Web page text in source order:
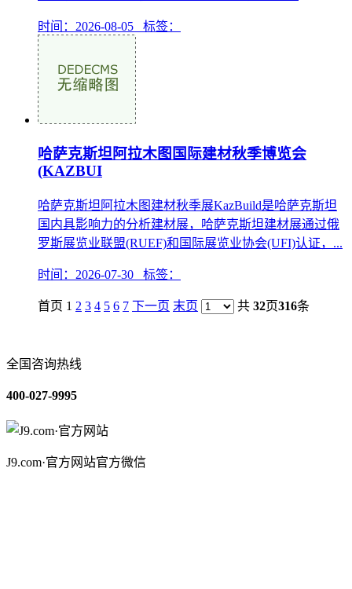
时间：2026-08-05 标签：
哈萨克斯坦阿拉木图国际建材秋季博览会
(KAZBUI
哈萨克斯坦阿拉木图建材秋季展KazBuild是哈萨克斯坦
国内具影响力的分析建材展，哈萨克斯坦建材展通过俄
罗斯展览业联盟(RUEF)和国际展览业协会(UFI)认证，...
时间：2026-07-30 标签：
首页 1 2 3 4 5 6 7 下一页 末页 共 32页316条
全国咨询热线
400-027-9995
J9.com·官方网站官方微信